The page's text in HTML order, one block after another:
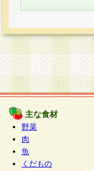
主な食材
野菜
肉
魚
くだもの